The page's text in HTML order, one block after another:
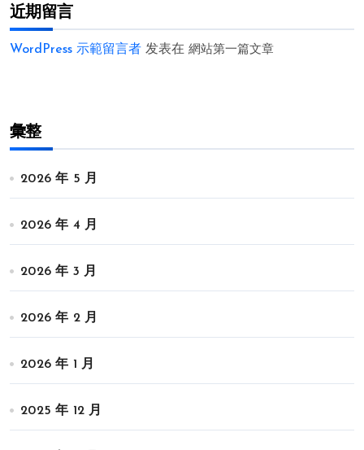
近期留言
WordPress 示範留言者 发表在 網站第一篇文章
彙整
2026 年 5 月
2026 年 4 月
2026 年 3 月
2026 年 2 月
2026 年 1 月
2025 年 12 月